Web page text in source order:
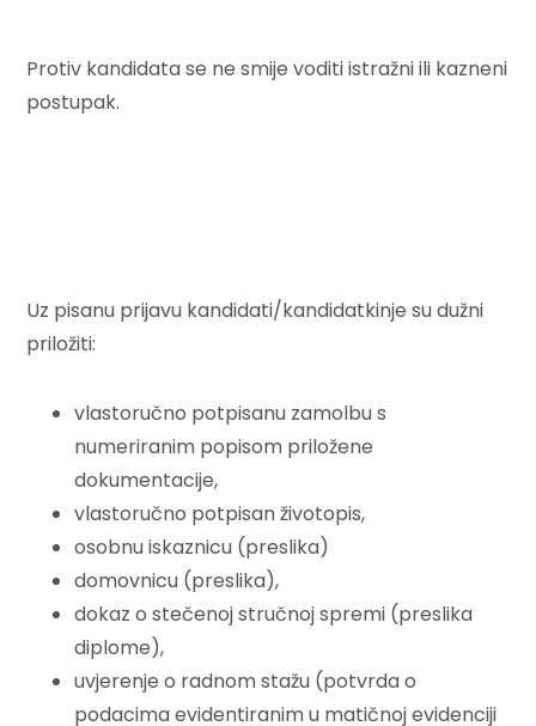
Protiv kandidata se ne smije voditi istražni ili kazneni
postupak.
Uz pisanu prijavu kandidati/kandidatkinje su dužni
priložiti:
vlastoručno potpisanu zamolbu s
numeriranim popisom priložene
dokumentacije,
vlastoručno potpisan životopis,
osobnu iskaznicu (preslika)
domovnicu (preslika),
dokaz o stečenoj stručnoj spremi (preslika
diplome),
uvjerenje o radnom stažu (potvrda o
podacima evidentiranim u matičnoj evidenciji